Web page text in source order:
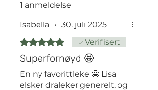
1 anmeldelse
Isabella • 30. juli 2025
Gitt 5 av 5 stjerner.Verifisert
Superfornøyd 🤩
En ny favorittleke 🤩 Lisa
elsker draleker generelt, og